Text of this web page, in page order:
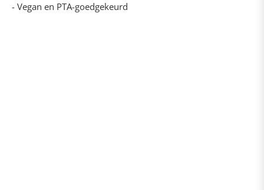
- Vegan en PTA-goedgekeurd